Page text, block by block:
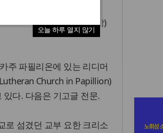
오늘 하루 열지 않기
마나 빨리 잊는가’(How
dead)를 10일(현지시각)
주 파필리온에 있는 리디머
Church in Papillion)
다. 다음은 기고글 전문.
로 섬겼던 교부 요한 크리소